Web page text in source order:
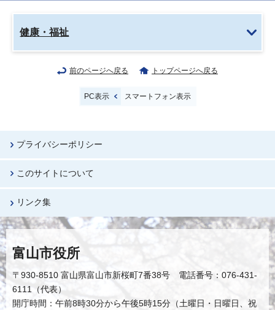
健康・福祉
前のページへ戻る トップページへ戻る
PC表示 スマートフォン表示
プライバシーポリシー
このサイトについて
リンク集
富山市役所
〒930-8510 富山県富山市新桜町7番38号 電話番号：076-431-
6111（代表）
開庁時間：午前8時30分から午後5時15分（土曜日・日曜日、祝